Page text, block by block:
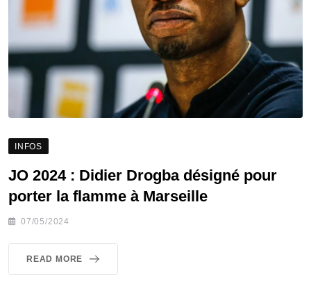
INFOS
JO 2024 : Didier Drogba désigné pour
porter la flamme à Marseille
07/05/2024
READ MORE